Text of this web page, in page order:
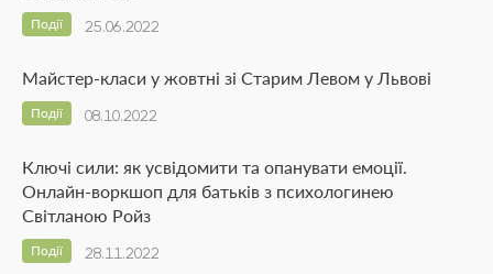
25.06.2022
Події
Майстер-класи у жовтні зі Старим Левом у Львові
08.10.2022
Події
Ключі сили: як усвідомити та опанувати емоції.
Онлайн-воркшоп для батьків з психологинею
Світланою Ройз
28.11.2022
Події